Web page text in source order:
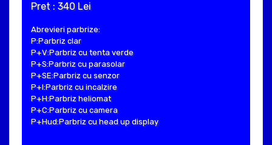
Pret : 340 Lei
Abrevieri parbrize:
P:Parbriz clar
P+V:Parbriz cu tenta verde
P+S:Parbriz cu parasolar
P+SE:Parbriz cu senzor
P+I:Parbriz cu incalzire
P+H:Parbriz heliomat
P+C:Parbriz cu camera
P+Hud:Parbriz cu head up display